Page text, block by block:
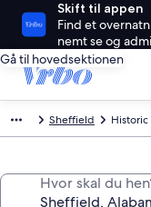
Skift til appen
Find et
nemt se og
Gå til hovedsektionen
Sheffield Historic
Hvor skal du